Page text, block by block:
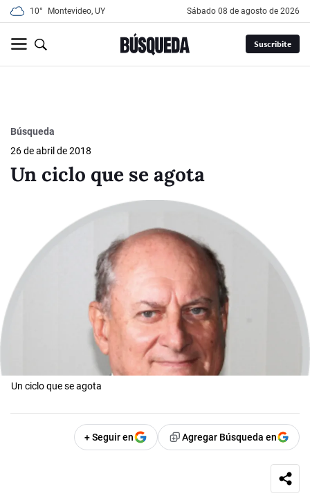
10° Montevideo, UY sábado 08 de agosto de 2026
Suscribite
Búsqueda
26 de abril de 2018
Un ciclo que se agota
Un ciclo que se agota
+ Seguir en Agregar Búsqueda en